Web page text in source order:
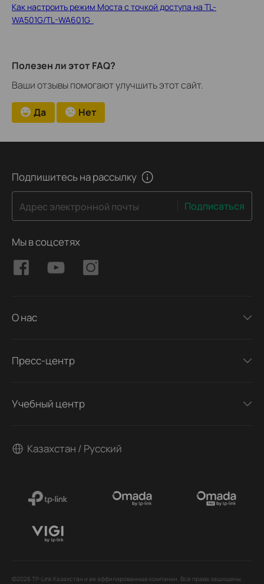
Как настроить режим Моста с точкой доступа на TL-
WA501G/TL-WA601G
Полезен ли этот FAQ?
Ваши отзывы помогают улучшить этот сайт.
Да Нет
Подпишитесь на рассылку
Адрес электронной почты Подписаться
Мы в соцсетях
О нас
Пресс-центр
Учебный центр
Казахстан / Русский
©2026 TP-Link Казахстан и ее аффилированные компании. Все права защищены.